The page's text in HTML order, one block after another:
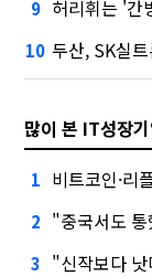
9 허리휘는 '간
10 두산, SK실
많이 본 IT성장
1 비트코인·리
2 "중국서도
3 "신작보다